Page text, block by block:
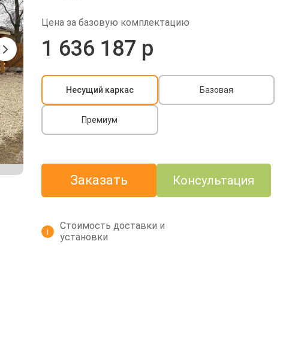
Несущий каркас Базовая
Премиум
Цена за базовую комплектацию
1 636 187 р
Заказать Консультация
i
Стоимость доставки и
установки